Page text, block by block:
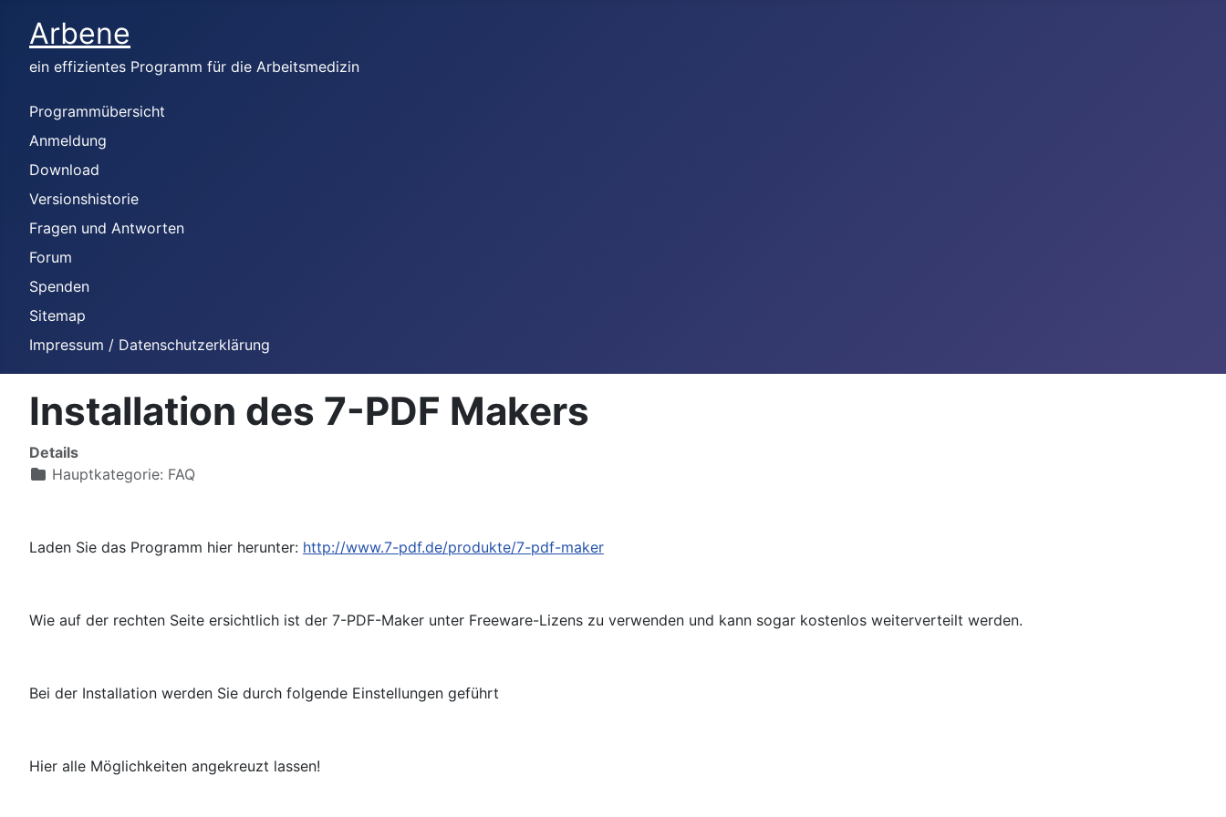
Arbene
ein effizientes Programm für die Arbeitsmedizin
Programmübersicht
Anmeldung
Download
Versionshistorie
Fragen und Antworten
Forum
Spenden
Sitemap
Impressum / Datenschutzerklärung
Installation des 7-PDF Makers
Details
Hauptkategorie: FAQ
Laden Sie das Programm hier herunter: http://www.7-pdf.de/produkte/7-pdf-maker
Wie auf der rechten Seite ersichtlich ist der 7-PDF-Maker unter Freeware-Lizens zu verwenden und kann sogar kostenlos weiterverteilt werden.
Bei der Installation werden Sie durch folgende Einstellungen geführt
Hier alle Möglichkeiten angekreuzt lassen!